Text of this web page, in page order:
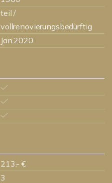
teil /
vollrenovierungsbedürftig
Jan.2020
213,- €
3